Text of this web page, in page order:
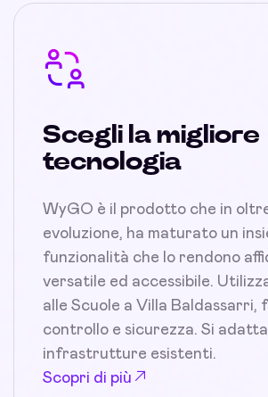
Scegli la migliore
tecnologia
WyGO è il prodotto che in
evoluzione, ha maturato un
funzionalità che lo rendono
versatile ed accessibile.
alle Scuole a Villa Baldassarri,
controllo e sicurezza. Si adatta
infrastrutture esistenti.
Scopri di più